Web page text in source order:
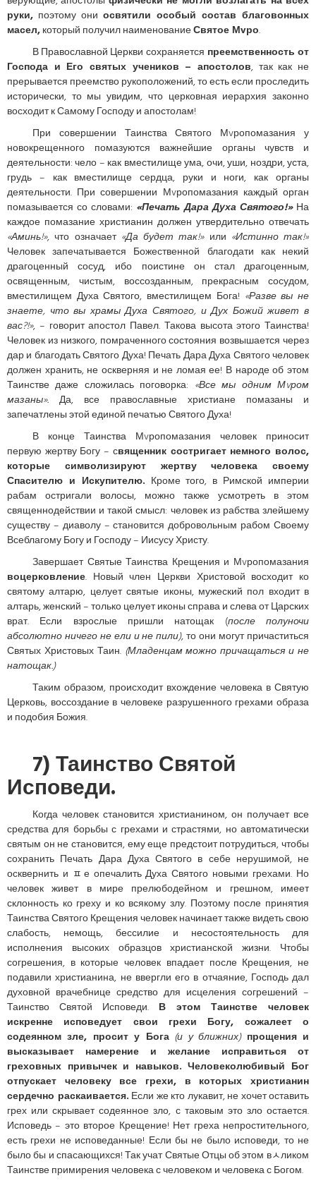
руки, поэтому они освятили особый состав благовонных
масел,который получил наименованиеСвятое Мvро.
В Православной Церкви сохраняется преемственность от
Господа и Его святых учеников – апостолов, так как не
прерывается преемство рукоположений, то есть если проследить
исторически, то мы увидим, что церковная иерархия законно
восходит к Самому Господу и апостолам!
При совершении Таинства Святого Мvропомазания у
новокрещенного помазуются важнейшие органы чувств и
деятельности: чело – как вместилище ума, очи, уши, ноздри, уста,
грудь – как вместилище сердца, руки и ноги, как органы
деятельности. При совершении Мvропомазания каждый орган
помазывается со словами: «Печать Дара Духа Святого!»На
каждое помазание христианин должен утвердительно отвечать
«Аминь!», что означает «Да будет так!»или «Истинно так!»
Человек запечатывается Божественной благодати как некий
драгоценный сосуд, ибо поистине он стал драгоценным,
освященным, чистым, воссозданным, прекрасным сосудом,
вместилищем Духа Святого, вместилищем Бога! «Разве вы не
знаете, что вы храмы Духа Святого, и Дух Божий живет в
вас?!», – говорит апостол Павел. Такова высота этого Таинства!
Человек из низкого, помраченного состояния возвышается через
дар и благодать Святого Духа! Печать Дара Духа Святого человек
должен хранить, не оскверняя и не ломая ее! В народе об этом
Таинстве даже сложилась поговорка: «Все мы одним Мvром
мазаны». Да, все православные христиане помазаны и
запечатлены этой единой печатью Святого Духа!
В конце Таинства Мvропомазания человек приносит
первую жертву Богу – священник состригает немного волос,
которые символизируют жертву человека своему
Спасителю и Искупителю. Кроме того, в Римской империи
рабам остригали волосы, можно также усмотреть в этом
священнодействии и такой смысл: человек из рабства злейшему
существу – диаволу – становится добровольным рабом Своему
Всеблагому Богу и Господу – Иисусу Христу.
Завершает Святые Таинства Крещения и Мvропомазания
воцерковление. Новый член Церкви Христовой восходит ко
святому алтарю, целует святые иконы, мужеский пол входит в
алтарь, женский – только целует иконы справа и слева от Царских
врат. Если взрослые пришли натощак (после полуночи
абсолютно ничего не ели и не пили), то они могут причаститься
Святых Христовых Таин. (Младенцам можно причащаться и не
натощак.)
Таким образом, происходит вхождение человека в Святую
Церковь, воссоздание в человеке разрушенного грехами образа
и подобия Божия.
7) Таинство Святой
Исповеди.
Когда человек становится христианином, он получает все
средства для борьбы с грехами и страстями, но автоматически
святым он не становится, ему еще предстоит потрудиться, чтобы
сохранить Печать Дара Духа Святого в себе нерушимой, не
осквернить и ﾽе опечалить Духа Святого новыми грехами. Но
человек живет в мире прелюбодейном и грешном, имеет
склонность ко греху и ко всякому злу. Поэтому после принятия
Таинства Святого Крещения человек начинает также видеть свою
слабость, немощь, бессилие и несостоятельность для
исполнения высоких образцов христианской жизни. Чтобы
согрешения, в которые человек впадает после Крещения, не
подавили христианина, не ввергли его в отчаяние, Господь дал
духовной врачебнице средство для исцеления согрешений –
Таинство Святой Исповеди. В этом Таинстве человек
искренне исповедует свои грехи Богу, сожалеет о
содеянном зле, просит у Бога (и у ближних) прощения и
высказывает намерение и желание исправиться от
греховных привычек и навыков. Человеколюбивый Бог
отпускает человеку все грехи, в которых христианин
сердечно раскаивается. Если же кто лукавит, не хочет оставить
грех или скрывает содеянное зло, с таковым это зло остается.
Исповедь – это второе Крещение! Нет греха непростительного,
есть грехи не исповеданные! Если бы не было исповеди, то не
было бы и спасающихся! Так учат Святые Отцы об этом вﾵликом
Таинстве примирения человека с человеком и человека с Богом.